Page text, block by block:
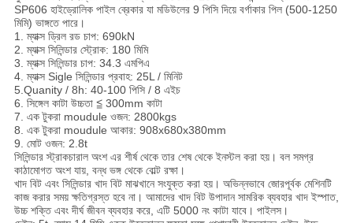
SP606 হাইড্রোলিক পাইল ব্রেকার যা মডিউলের 9 পিসি দিয়ে বর্গাকার পিল (500-1250
মিমি) ভাঙ্গতে পারে।
1. ম্যাক্স ড্রিল রড চাপ: 690kN
2. ম্যাক্স সিলিন্ডার স্ট্রোক: 180 মিমি
3. ম্যাক্স সিলিন্ডার চাপ: 34.3 এমপিএ
4. ম্যাক্স Sigle সিলিন্ডার প্রবাহ: 25L / মিনিট
5.Quanity / 8h: 40-100 পিসি / 8 এইচ
6. সিঙ্গেল কাটা উচ্চতা ≦ 300mm কাটা
7. এক টুকরা moudule ওজন: 2800kgs
8. এক টুকরা moudule আকার: 908x680x380mm
9. মোট ওজন: 2.8t
সিলিন্ডার স্ট্রাকচারাল অংশ এর শীর্ষ থেকে তার শেষ থেকে ইনস্টল করা হয়। বল সমগ্র
কাঠামোগত অংশ যায়, বন্ধ ভঙ্গ থেকে বোল্ট রক্ষা।
খাদ বিট এবং সিলিন্ডার খাদ বিট মাঝখানে সংযুক্ত করা হয়। অভিন্নভাবে জোরপূর্বক মেশিনটি
কাজ করার সময় ক্ষতিগ্রস্ত হবে না। আমাদের খাদ বিট উপাদান সামরিক ব্যবহার খাদ ইস্পাত,
উচ্চ শক্তি এবং দীর্ঘ জীবন ব্যবহার করে, এটি 5000 নং কাটা যাবে। পাইলস।